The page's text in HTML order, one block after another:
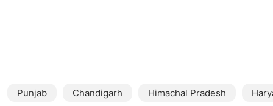
Punjab Chandigarh Himachal Pradesh